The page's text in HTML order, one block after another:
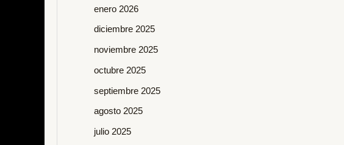
enero 2026
diciembre 2025
noviembre 2025
octubre 2025
septiembre 2025
agosto 2025
julio 2025